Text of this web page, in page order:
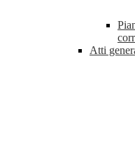
Atti